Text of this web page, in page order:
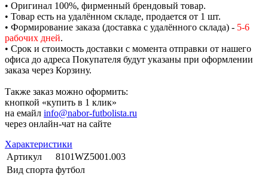
• Оригинал 100%, фирменный брендовый товар.
• Товар есть на удалённом складе, продается от 1 шт.
• Формирование заказа (доставка с удалённого склада) - 5-6
рабочих дней.
• Срок и стоимость доставки с момента отправки от нашего
офиса до адреса Покупателя будут указаны при оформлении
заказа через Корзину.
Также заказ можно оформить:
кнопкой «купить в 1 клик»
на емайл info@nabor-futbolista.ru
через онлайн-чат на сайте
Характеристики
Артикул
8101WZ5001.003
Вид спорта футбол